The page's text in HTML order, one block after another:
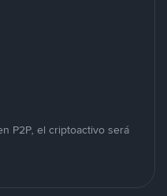
P2P, el criptoactivo será